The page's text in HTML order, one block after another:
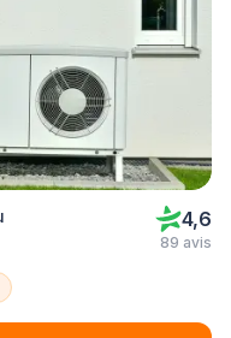
4,6
89 avis